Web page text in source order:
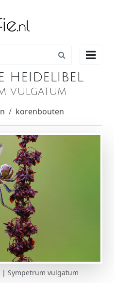

heidelibel
vulgatum
korenbouten
Sympetrum vulgatum